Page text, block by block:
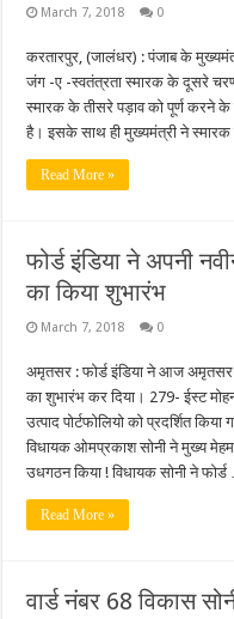
March 7, 2018 0
करतारपुर, (जालंधर) : पंजाब के
जंग -ए -स्वतंत्रता स्मारक के दूसरे
स्मारक के तीसरे पड़ाव को पूर्ण करने
है। इसके साथ ही मुख्यमंत्री ने
Read More »
फोर्ड इंडिया ने अपनी
का किया शुभारंभ
March 7, 2018 0
अमृतसर : फोर्ड इंडिया ने आज अमृतसर
का शुभारंभ कर दिया। 279- ईस्ट
उत्पाद पोर्टफोलियो को प्रदर्शित
विधायक ओमप्रकाश सोनी ने मुख्य
उधगठन किया ! विधायक सोनी ने
Read More »
वार्ड नंबर 68 विकास